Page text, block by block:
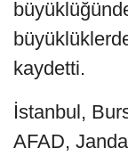
kaydetti.
İstanbul,
AFAD,